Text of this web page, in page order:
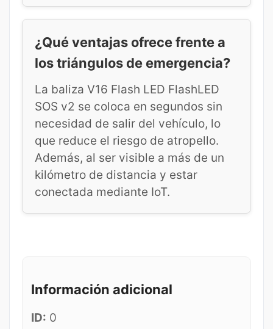
¿Qué ventajas ofrece frente a
los triángulos de emergencia?
La baliza V16 Flash LED FlashLED
SOS v2 se coloca en segundos sin
necesidad de salir del vehículo, lo
que reduce el riesgo de atropello.
Además, al ser visible a más de un
kilómetro de distancia y estar
conectada mediante IoT.
Información adicional
ID: 0